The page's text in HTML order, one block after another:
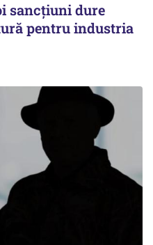
sancțiuni dure
pentru industria